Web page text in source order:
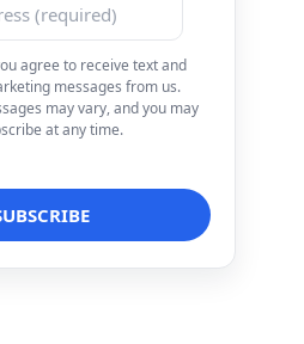
agree to receive text and
messages from us.
may vary, and you may
at any time.